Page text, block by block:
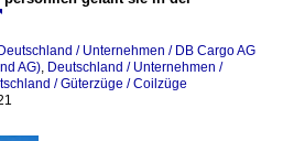
Deutschland / Unternehmen / DB Cargo AG
AG), Deutschland / Unternehmen /
/ Güterzüge / Coilzüge